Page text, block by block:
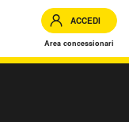
ACCEDI
Area concessionari